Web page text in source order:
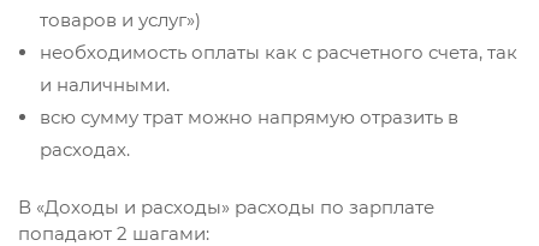
товаров и услуг»)
необходимость оплаты как с расчетного счета, так
и наличными.
всю сумму трат можно напрямую отразить в
расходах.
В «Доходы и расходы» расходы по зарплате
попадают 2 шагами: